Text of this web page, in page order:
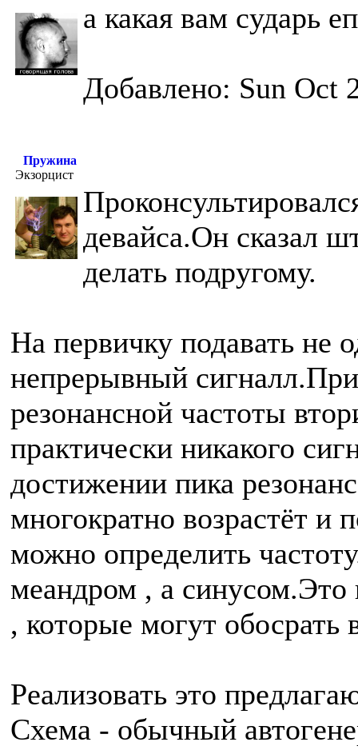
а какая вам сударь
Добавлено: Sun Oct
Пружина
Экзорцист
девайса.Он сказал
делать подругому.
На первичку подавать не
непрерывный
резонансной частоты
практически никакого
достижении пика
многократно возрастёт и
можно определить
меандром , а синусом.Это
, которые могут обосрать
Реализовать это
Схема - обычный